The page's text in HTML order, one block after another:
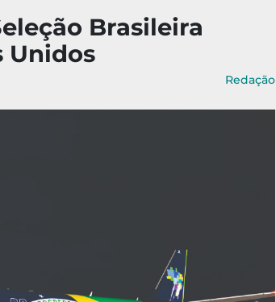
Brasileira
Unidos
Redação